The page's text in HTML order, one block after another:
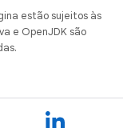
estão sujeitos às
e OpenJDK são